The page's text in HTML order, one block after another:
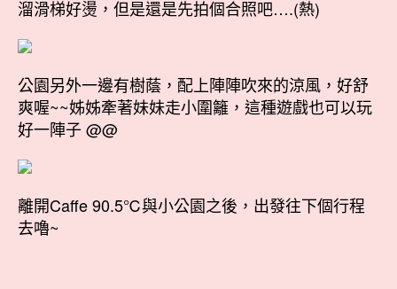
溜滑梯好燙，但是還是先拍個合照吧….(熱)
公園另外一邊有樹蔭，配上陣陣吹來的涼風，好舒
爽喔~~姊姊牽著妹妹走小圍籬，這種遊戲也可以玩
好一陣子 @@
離開Caffe 90.5℃與小公園之後，出發往下個行程
去嚕~